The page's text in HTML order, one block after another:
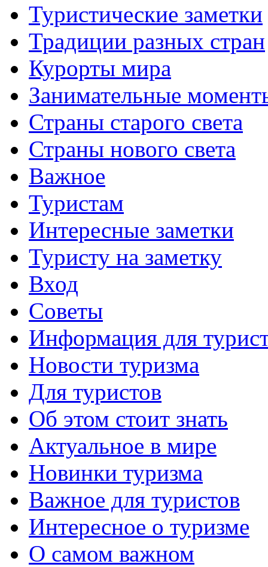
Туристические заметки
Традиции разных стран
Курорты мира
Занимательные
Страны старого света
Страны нового света
Важное
Туристам
Интересные заметки
Туристу на заметку
Вход
Советы
Информация для
Новости туризма
Для туристов
Об этом стоит знать
Актуальное в мире
Новинки туризма
Важное для туристов
Интересное о туризме
О самом важном